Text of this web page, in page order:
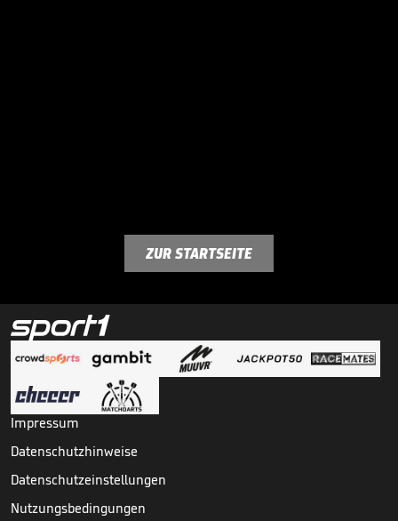
ZUR STARTSEITE
Impressum
Datenschutzhinweise
Datenschutzeinstellungen
Nutzungsbedingungen